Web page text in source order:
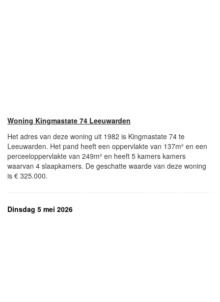
Woning Kingmastate 74 Leeuwarden
Het adres van deze woning uit 1982 is Kingmastate 74 te
Leeuwarden. Het pand heeft een oppervlakte van 137m² en een
perceeloppervlakte van 249m² en heeft 5 kamers kamers
waarvan 4 slaapkamers. De geschatte waarde van deze woning
is € 325.000.
Dinsdag 5 mei 2026